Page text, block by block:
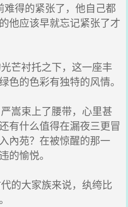
得的紧张了，他自己都
他应该早就忘记紧张了才
芒衬托之下，这一座丰
色的色彩有独特的风情。
嵩束上了腰带，心里甚
有什么值得在漏夜三更冒
內苑？在被惊醒的那一
的愉悦。
的大家族来说，纨绔比